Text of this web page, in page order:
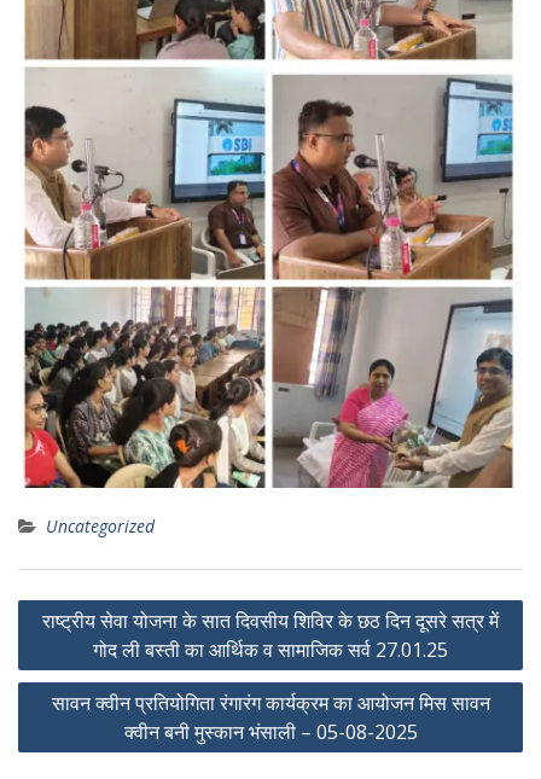
Uncategorized
Post
navigation
राष्ट्रीय सेवा योजना के सात दिवसीय शिविर के छठ दिन दूसरे सत्र में
गोद ली बस्ती का आर्थिक व सामाजिक सर्व 27.01.25
सावन क्वीन प्रतियोगिता रंगारंग कार्यक्रम का आयोजन मिस सावन
क्वीन बनी मुस्कान भंसाली – 05-08-2025